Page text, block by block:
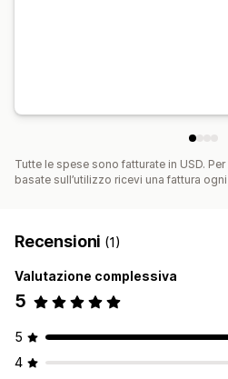
Tutte le spese sono fatturate in USD.
basate sull’utilizzo ricevi una fattura
Recensioni (1)
Valutazione complessiva
5
5
4